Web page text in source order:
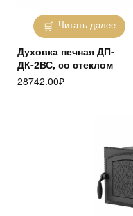
Читать далее
Духовка печная ДП-
ДК-2ВС, со стеклом
28742.00₽